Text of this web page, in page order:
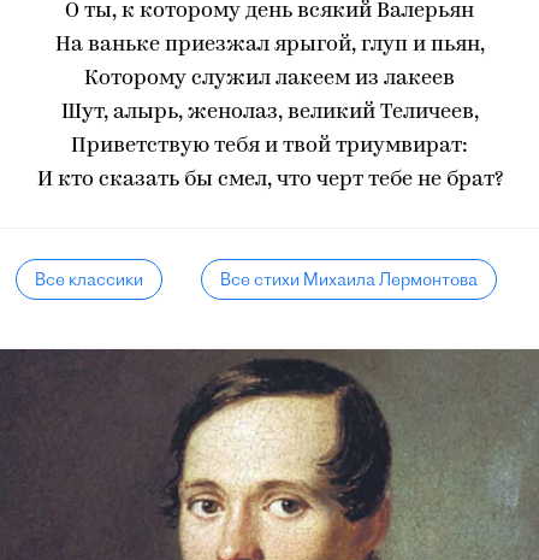
О ты, к которому день всякий Валерьян
На ваньке приезжал ярыгой, глуп и пьян,
Которому служил лакеем из лакеев
Шут, алырь, женолаз, великий Теличеев,
Приветствую тебя и твой триумвират:
И кто сказать бы смел, что черт тебе не брат?
Все классики Все стихи Михаила Лермонтова